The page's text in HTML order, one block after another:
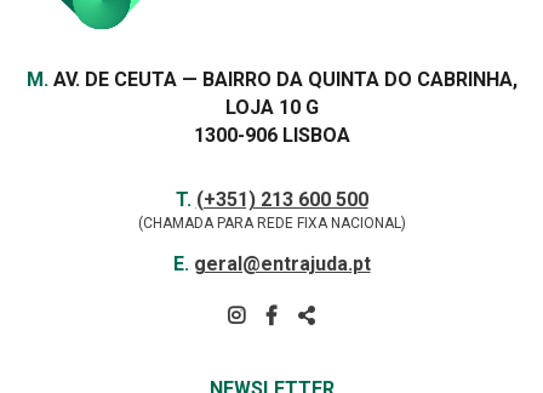
Morada
M. AV. DE CEUTA — BAIRRO DA QUINTA DO CABRINHA,
LOJA 10 G
1300-906 LISBOA
T. (+351) 213 600 500
(CHAMADA PARA REDE FIXA NACIONAL)
E. geral@entrajuda.pt
NEWSLETTER